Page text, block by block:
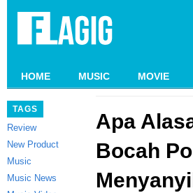
HOME MUSIC MOVIE
TAGS
Review
New Product
Music
Music News
Apa
Bocah